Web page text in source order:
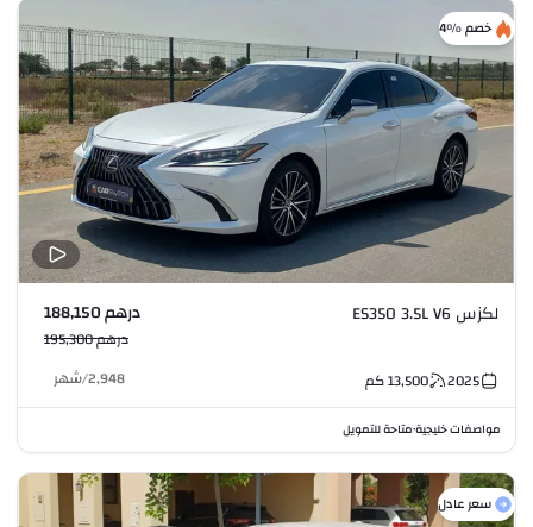
خصم %4
لكزس ES350 3.5L V6 درهم 188,150
درهم 195,300
2025
13,500كم 2,948
/شهر
مواصفات خليجية•متاحة للتمويل
سعر عادل